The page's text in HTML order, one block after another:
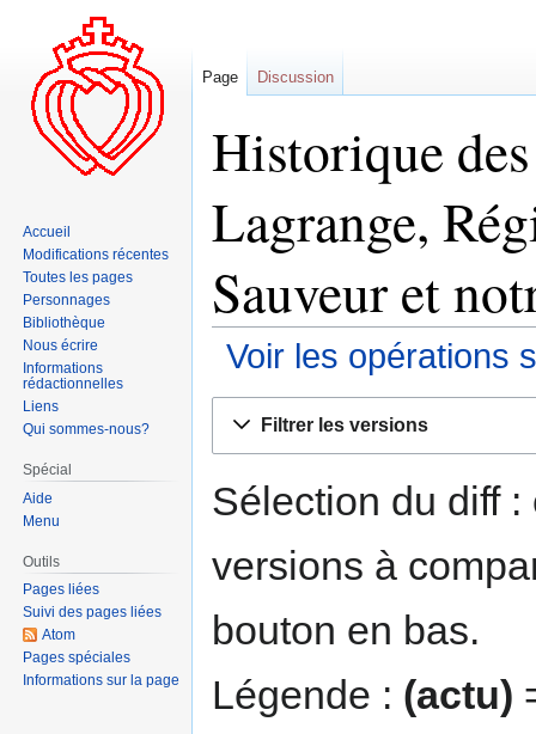
Historique
Lagrange,
Sauveur et
Voir les opérations
navigation
recherche
Filtrer les versions
Sélection du diff
versions à
bouton en bas.
Légende : (actu)
Page Discussion
Accueil
Modifications récentes
Toutes les pages
Personnages
Bibliothèque
Nous écrire
Informations
rédactionnelles
Liens
Qui sommes-nous?
Spécial
Aide
Menu
Outils
Pages liées
Suivi des pages liées
Atom
Pages spéciales
Informations sur la page